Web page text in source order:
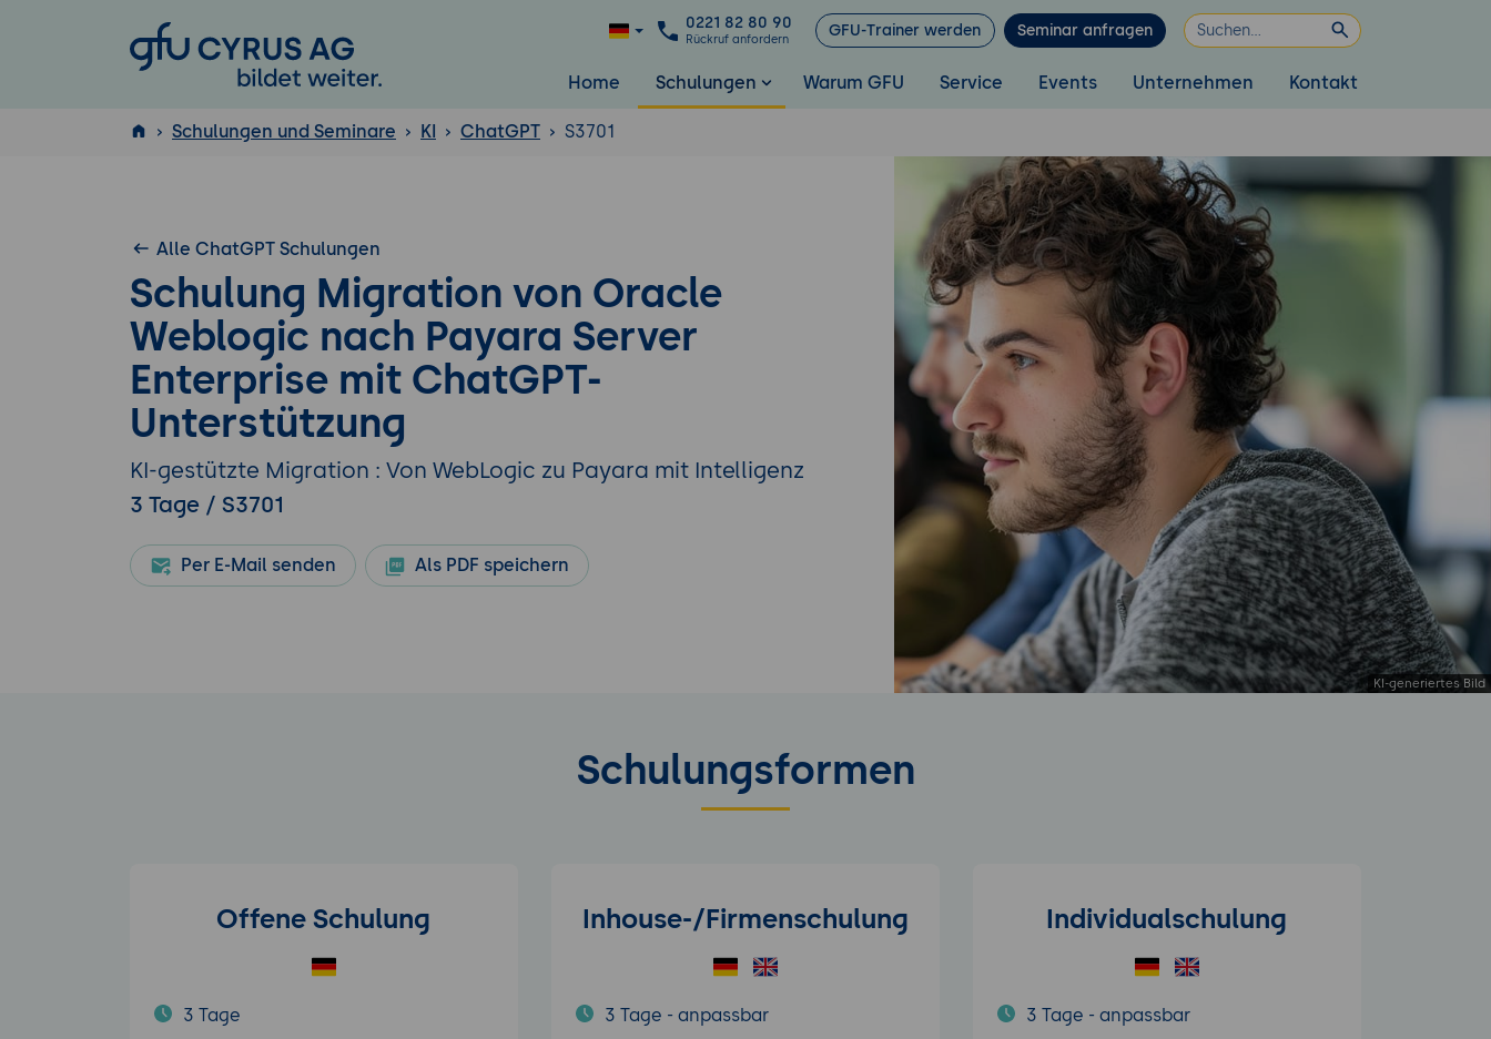
GFU Cyrus AG
0221 82 80 90
Rückruf anfordern GFU-Trainer werden Seminar anfragen
Home Schulungen Warum GFU Service Events Unternehmen Kontakt
ISTQB
Schulungen und Seminare KI ChatGPT S3701
Alle ChatGPT Schulungen
Schulung Migration von Oracle
Weblogic nach Payara Server
Enterprise mit ChatGPT-
Unterstützung
KI-gestützte Migration : Von WebLogic zu Payara mit Intelligenz
3 Tage / S3701
Per E-Mail senden Als PDF speichern
Schulungsformen
Offene Schulung
3 Tage
Inhouse-/Firmenschulung
3 Tage - anpassbar
Individualschulung
3 Tage - anpassbar